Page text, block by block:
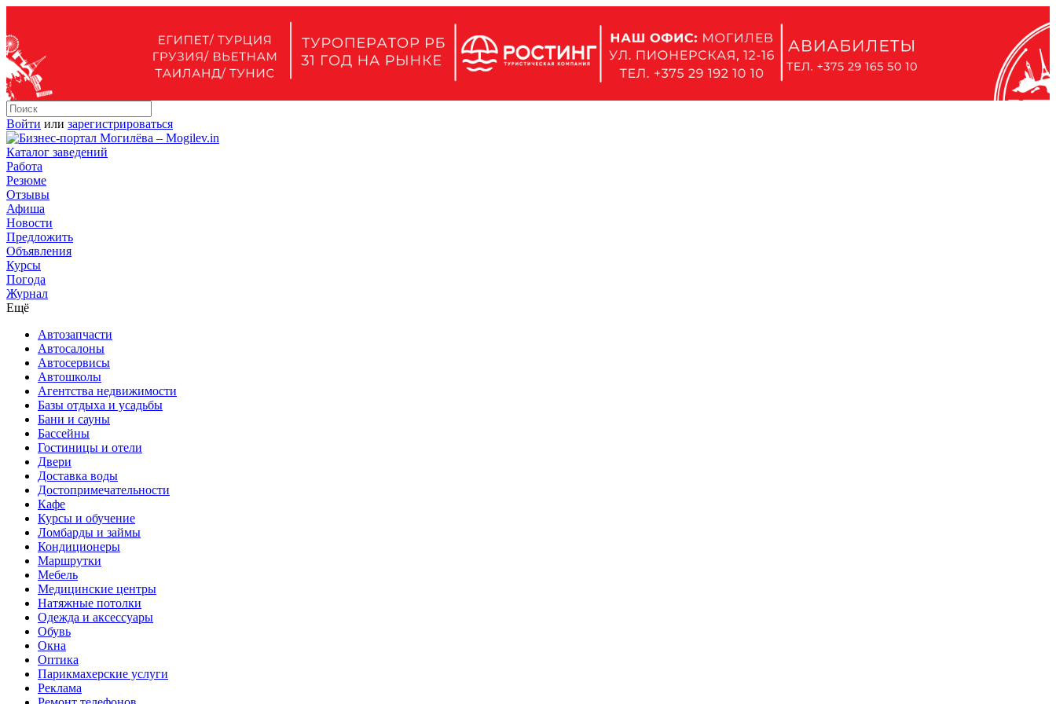
Войти или зарегистрироваться
Каталог заведений
Работа
Резюме
Отзывы
Афиша
Новости
Предложить
Объявления
Курсы
Погода
Журнал
Ещё
Автозапчасти
Автосалоны
Автосервисы
Автошколы
Агентства недвижимости
Базы отдыха и усадьбы
Бани и сауны
Бассейны
Гостиницы и отели
Двери
Доставка воды
Достопримечательности
Кафе
Курсы и обучение
Ломбарды и займы
Кондиционеры
Маршрутки
Мебель
Медицинские центры
Натяжные потолки
Одежда и аксессуары
Обувь
Окна
Оптика
Парикмахерские услуги
Реклама